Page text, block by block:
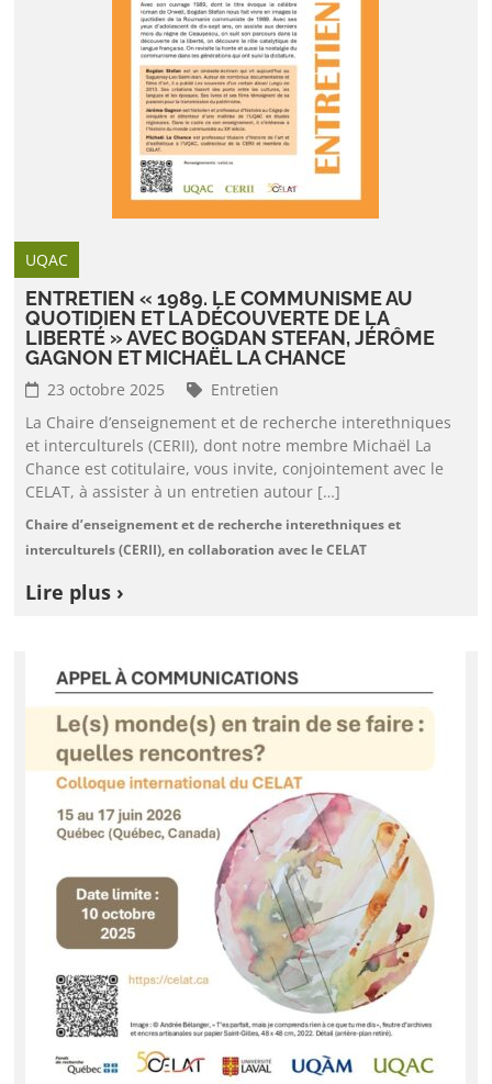
UQAC
ENTRETIEN « 1989. LE COMMUNISME AU
QUOTIDIEN ET LA DÉCOUVERTE DE LA
LIBERTÉ » AVEC BOGDAN STEFAN, JÉRÔME
GAGNON ET MICHAËL LA CHANCE
23 octobre 2025
Entretien
La Chaire d’enseignement et de recherche interethniques
et interculturels (CERII), dont notre membre Michaël La
Chance est cotitulaire, vous invite, conjointement avec le
CELAT, à assister à un entretien autour […]
Chaire d’enseignement et de recherche interethniques et
interculturels (CERII), en collaboration avec le CELAT
Lire plus ›